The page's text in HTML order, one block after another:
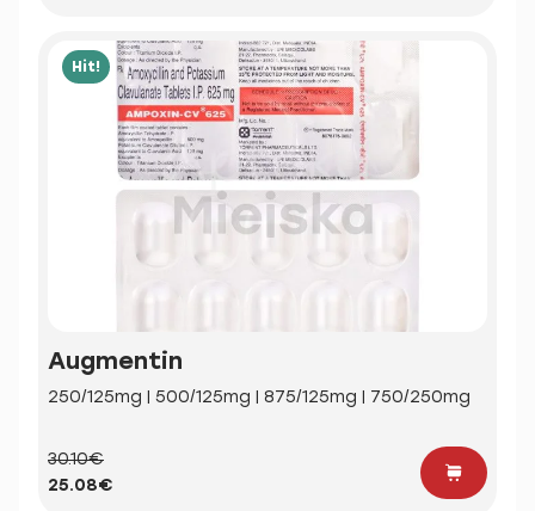
Hit!
Augmentin
250/125mg | 500/125mg | 875/125mg | 750/250mg
30.10€
25.08€